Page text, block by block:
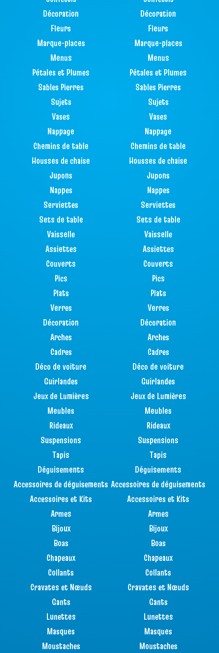
Décoration
Fleurs
Marque-places
Menus
Pétales et Plumes
Sables Pierres
Sujets
Vases
Nappage
Chemins de table
Housses de chaise
Jupons
Nappes
Serviettes
Sets de table
Vaisselle
Assiettes
Couverts
Pics
Plats
Verres
Décoration
Arches
Cadres
Déco de voiture
Guirlandes
Jeux de Lumières
Meubles
Rideaux
Suspensions
Tapis
Déguisements
Accessoires de déguisements
Accessoires et Kits
Armes
Bijoux
Boas
Chapeaux
Collants
Cravates et Nœuds
Gants
Lunettes
Masques
Moustaches
Décoration
Fleurs
Marque-places
Menus
Pétales et Plumes
Sables Pierres
Sujets
Vases
Nappage
Chemins de table
Housses de chaise
Jupons
Nappes
Serviettes
Sets de table
Vaisselle
Assiettes
Couverts
Pics
Plats
Verres
Décoration
Arches
Cadres
Déco de voiture
Guirlandes
Jeux de Lumières
Meubles
Rideaux
Suspensions
Tapis
Déguisements
Accessoires de déguisements
Accessoires et Kits
Armes
Bijoux
Boas
Chapeaux
Collants
Cravates et Nœuds
Gants
Lunettes
Masques
Moustaches